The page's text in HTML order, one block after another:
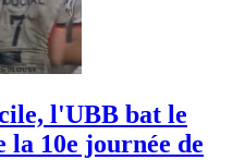
l'UBB bat le
la 10e journée de